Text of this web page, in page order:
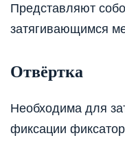
Представляют
затягивающимся
Отвёртка
Необходима для
фиксации